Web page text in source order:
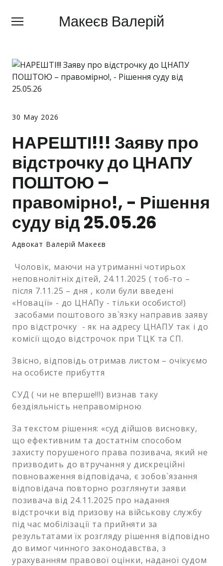
Макеєв Валерій
Макеєв Валерій
Про мене
Сфери діяльності
Блог
Контакти
Новини
Залишити заявку
30 May 2026
НАРЕШТІ!!! Заяву про
відстрочку до ЦНАПУ
ПОШТОЮ –
правомірно!, - Рішення
суду від 25.05.26
Адвокат Валерій Макеєв
Чоловік, маючи на утриманні чотирьох
неповнолітніх дітей, 24.11.2025 ( тоб-то –
після 7.11.25 – дня , коли були введені
«Новації» - до ЦНАПу - тільки особисто!)
засобами поштового зв`язку направив заяву
про відстрочку - як на адресу ЦНАПУ так і до
комісії щодо відстрочок при ТЦК та СП.
Звісно, відповідь отримав листом – очікуємо
на особисте прибуття
СУД ( чи не вперше!!!) визнав таку
бездіяльність неправомірною
За текстом рішення: «суд дійшов висновку,
що ефективним та достатнім способом
захисту порушеного права позивача, який не
призводить до втручання у дискреційні
повноваження відповідача, є зобов`язання
відповідача повторно розглянути заяви
позивача від 24.11.2025 про надання
відстрочки від призову на військову службу
під час мобілізації та прийняти за
результатами їх розгляду рішення відповідно
до вимог чинного законодавства, з
урахуванням правової оцінки, наданої судом